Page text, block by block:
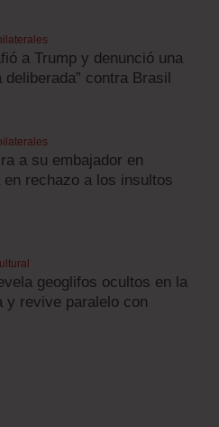
a Trump y denunció una
deliberada” contra Brasil
a su embajador en
en rechazo a los insultos
geoglifos ocultos en la
y revive paralelo con